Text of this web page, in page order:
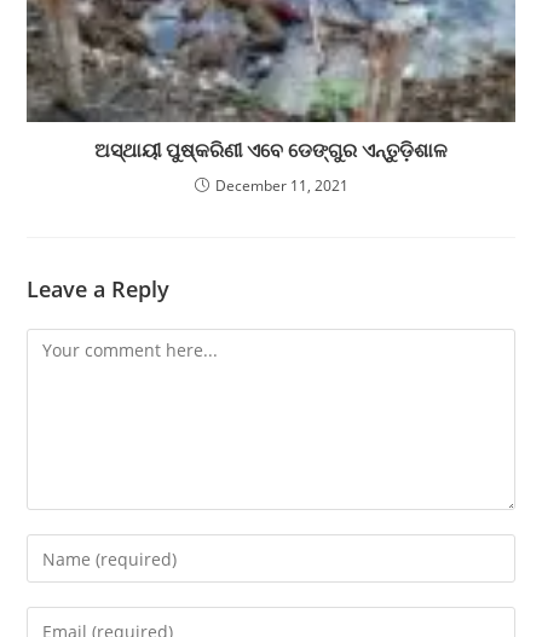
ଅସ୍ଥାୟୀ ପୁଷ୍କରିଣୀ ଏବେ ଡେଙ୍ଗୁର ଏନ୍ତୁଡ଼ିଶାଳ
December 11, 2021
Leave a Reply